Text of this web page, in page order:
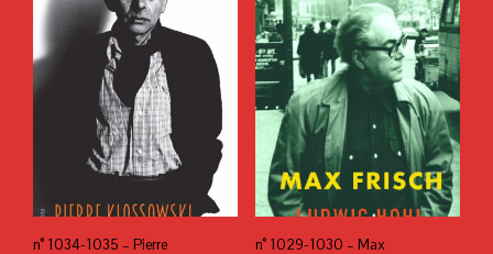
n° 1034-1035 – Pierre
n° 1029-1030 – Max